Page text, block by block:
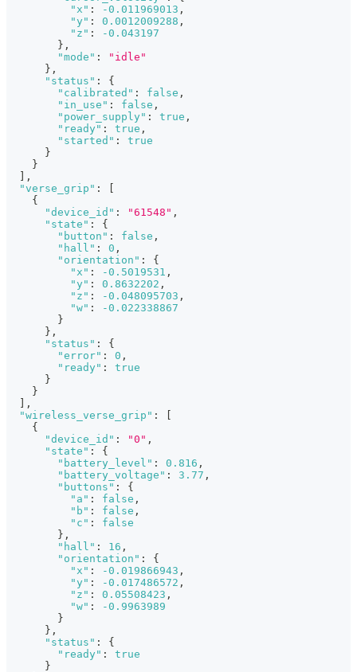
"x" : -0.011969013 ,
"y" : 0.0012009288 ,
"z" :
-0.043197
} ,
"mode" :
"idle"
} ,
"status" :
{
"calibrated" : false ,
"in_use" : false ,
"power_supply" : true ,
"ready" : true ,
"started" :
true
}
}
,
"verse_grip" :
{
"device_id" : "61548" ,
"state" :
{
"button" : false ,
"hall" : 0 ,
"orientation" :
{
"x" : -0.5019531 ,
"y" : 0.8632202 ,
"z" : -0.048095703 ,
"w" :
-0.022338867
}
} ,
"status" :
{
"error" : 0 ,
"ready" :
true
}
}
,
"wireless_verse_grip" :
{
"device_id" : "0" ,
"state" :
{
"battery_level" : 0.816 ,
"battery_voltage" : 3.77 ,
"buttons" :
{
"a" : false ,
"b" : false ,
"c" :
false
} ,
"hall" : 16 ,
"orientation" :
{
"x" : -0.019866943 ,
"y" : -0.017486572 ,
"z" : 0.05508423 ,
"w" :
-0.9963989
}
} ,
"status" :
{
"ready" :
true
}